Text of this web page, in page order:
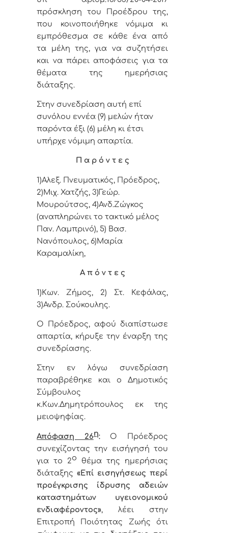
πρόσκληση του Προέδρου της,
που κοινοποιήθηκε νόμιμα κι
εμπρόθεσμα σε κάθε ένα από
τα μέλη της, για να συζητήσει
και να πάρει αποφάσεις για τα
θέματα της ημερήσιας
διάταξης.
Στην συνεδρίαση αυτή επί
συνόλου εννέα (9) μελών ήταν
παρόντα έξι (6) μέλη κι έτσι
υπήρχε νόμιμη απαρτία.
Π α ρ ό ν τ ε ς
1)Αλεξ. Πνευματικός, Πρόεδρος,
2)Μιχ. Χατζής, 3)Γεώρ.
Μουρούτσος, 4)Ανδ.Ζώγκος
(αναπληρώνει το τακτικό μέλος
Παν. Λαμπρινό), 5) Βασ.
Νανόπουλος, 6)Μαρία
Καραμαλίκη,
Α π ό ν τ ε ς
1)Κων. Ζήμος, 2) Στ. Κεφάλας,
3)Ανδρ. Σούκουλης.
Ο Πρόεδρος, αφού διαπίστωσε
απαρτία, κήρυξε την έναρξη της
συνεδρίασης.
Στην εν λόγω συνεδρίαση
παραβρέθηκε και ο Δημοτικός
Σύμβουλος
κ.Κων.Δημητρόπουλος εκ της
μειοψηφίας.
Απόφαση 26η: Ο Πρόεδρος
συνεχίζοντας την εισήγησή του
για το 2ο θέμα της ημερήσιας
διάταξης «Επί εισηγήσεως περί
προέγκρισης ίδρυσης αδειών
καταστημάτων υγειονομικού
ενδιαφέροντος», λέει στην
Επιτροπή Ποιότητας Ζωής ότι